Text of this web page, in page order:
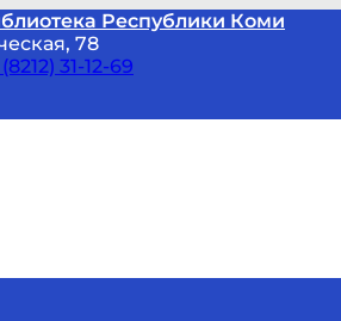
Республики Коми
78
31-12-69